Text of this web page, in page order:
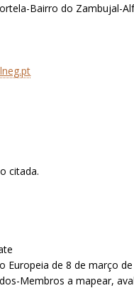
Bairro do Zambujal-
citada.
Europeia de 8 de março
Membros a mapear,